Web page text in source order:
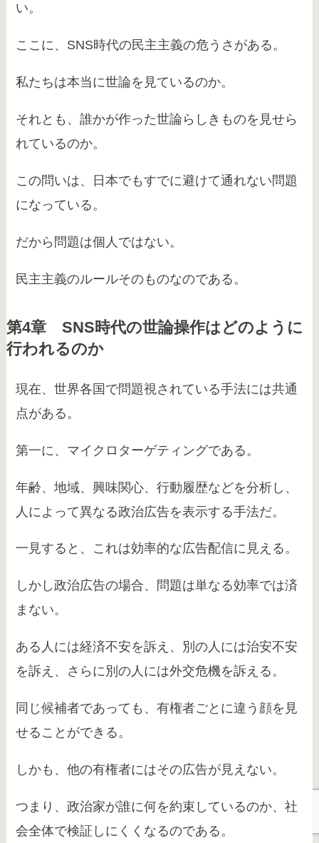
い。
ここに、SNS時代の民主主義の危うさがある。
私たちは本当に世論を見ているのか。
それとも、誰かが作った世論らしきものを見せら
れているのか。
この問いは、日本でもすでに避けて通れない問題
になっている。
だから問題は個人ではない。
民主主義のルールそのものなのである。
第4章 SNS時代の世論操作はどのように
行われるのか
現在、世界各国で問題視されている手法には共通
点がある。
第一に、マイクロターゲティングである。
年齢、地域、興味関心、行動履歴などを分析し、
人によって異なる政治広告を表示する手法だ。
一見すると、これは効率的な広告配信に見える。
しかし政治広告の場合、問題は単なる効率では済
まない。
ある人には経済不安を訴え、別の人には治安不安
を訴え、さらに別の人には外交危機を訴える。
同じ候補者であっても、有権者ごとに違う顔を見
せることができる。
しかも、他の有権者にはその広告が見えない。
つまり、政治家が誰に何を約束しているのか、社
会全体で検証しにくくなるのである。